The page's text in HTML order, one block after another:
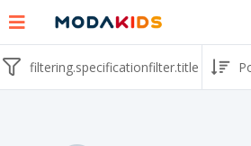
filtering.specificationfilter.title